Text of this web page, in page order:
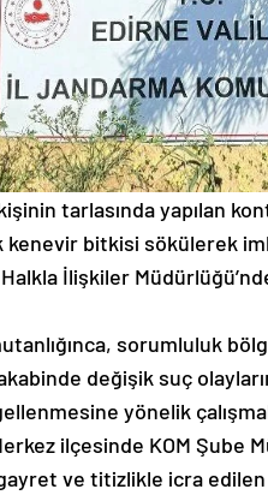
tarlasında yapılan
kenevir bitkisi sökülerek
İlişkiler
sorumluluk
değişik suç
yönelik
ilçesinde KOM Şube
ve titizlikle icra